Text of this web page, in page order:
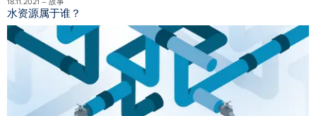
水资源属于谁？